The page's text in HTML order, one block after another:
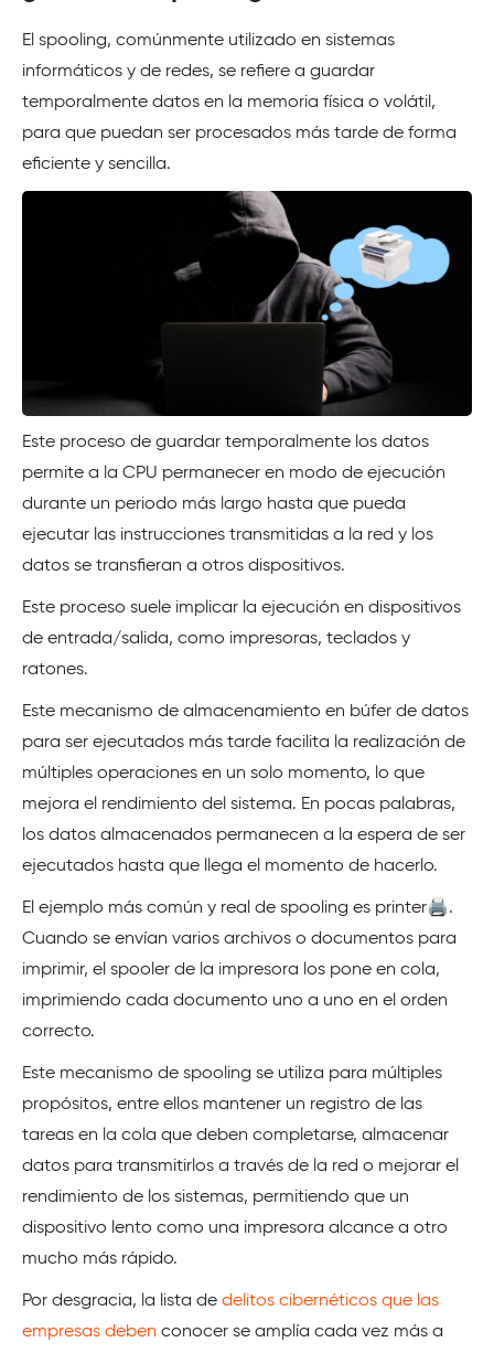
El spooling, comúnmente utilizado en sistemas
informáticos y de redes, se refiere a guardar
temporalmente datos en la memoria física o volátil,
para que puedan ser procesados más tarde de forma
eficiente y sencilla.
Este proceso de guardar temporalmente los datos
permite a la CPU permanecer en modo de ejecución
durante un periodo más largo hasta que pueda
ejecutar las instrucciones transmitidas a la red y los
datos se transfieran a otros dispositivos.
Este proceso suele implicar la ejecución en dispositivos
de entrada/salida, como impresoras, teclados y
ratones.
Este mecanismo de almacenamiento en búfer de datos
para ser ejecutados más tarde facilita la realización de
múltiples operaciones en un solo momento, lo que
mejora el rendimiento del sistema. En pocas palabras,
los datos almacenados permanecen a la espera de ser
ejecutados hasta que llega el momento de hacerlo.
El ejemplo más común y real de spooling es printer🖨️.
Cuando se envían varios archivos o documentos para
imprimir, el spooler de la impresora los pone en cola,
imprimiendo cada documento uno a uno en el orden
correcto.
Este mecanismo de spooling se utiliza para múltiples
propósitos, entre ellos mantener un registro de las
tareas en la cola que deben completarse, almacenar
datos para transmitirlos a través de la red o mejorar el
rendimiento de los sistemas, permitiendo que un
dispositivo lento como una impresora alcance a otro
mucho más rápido.
Por desgracia, la lista de delitos cibernéticos que las
empresas deben conocer se amplía cada vez más a